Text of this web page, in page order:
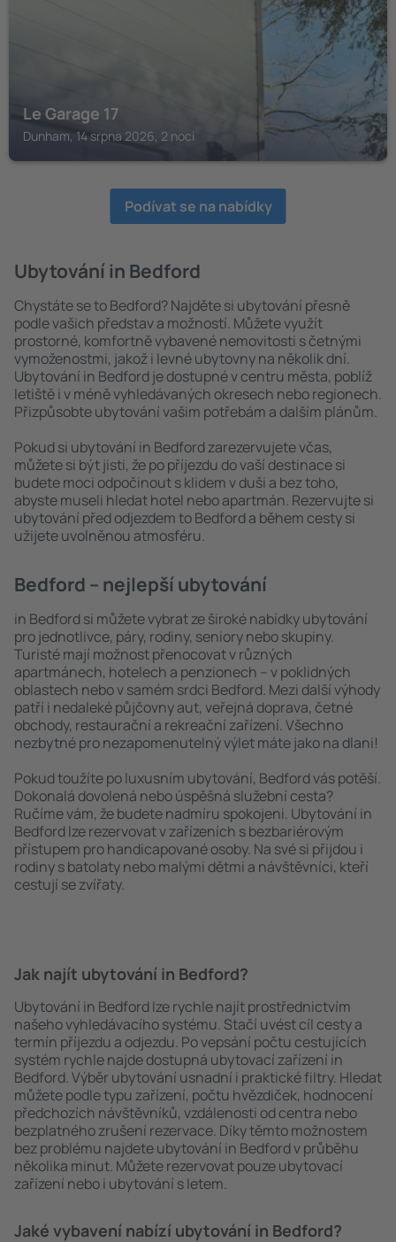
Le Garage 17
Dunham, 14 srpna 2026, 2 noci
Podívat se na nabídky
Ubytování in Bedford
Chystáte se to Bedford? Najděte si ubytování přesně
podle vašich představ a možností. Můžete využít
prostorné, komfortně vybavené nemovitosti s četnými
vymoženostmi, jakož i levné ubytovny na několik dní.
Ubytování in Bedford je dostupné v centru města, poblíž
letiště i v méně vyhledávaných okresech nebo regionech.
Přizpůsobte ubytování vašim potřebám a dalším plánům.
Pokud si ubytování in Bedford zarezervujete včas,
můžete si být jisti, že po příjezdu do vaší destinace si
budete moci odpočinout s klidem v duši a bez toho,
abyste museli hledat hotel nebo apartmán. Rezervujte si
ubytování před odjezdem to Bedford a během cesty si
užijete uvolněnou atmosféru.
Bedford – nejlepší ubytování
in Bedford si můžete vybrat ze široké nabídky ubytování
pro jednotlivce, páry, rodiny, seniory nebo skupiny.
Turisté mají možnost přenocovat v různých
apartmánech, hotelech a penzionech – v poklidných
oblastech nebo v samém srdci Bedford. Mezi další výhody
patří i nedaleké půjčovny aut, veřejná doprava, četné
obchody, restaurační a rekreační zařízení. Všechno
nezbytné pro nezapomenutelný výlet máte jako na dlani!
Pokud toužíte po luxusním ubytování, Bedford vás potěší.
Dokonalá dovolená nebo úspěšná služební cesta?
Ručíme vám, že budete nadmíru spokojeni. Ubytování in
Bedford lze rezervovat v zařízeních s bezbariérovým
přístupem pro handicapované osoby. Na své si přijdou i
rodiny s batolaty nebo malými dětmi a návštěvníci, kteří
cestují se zvířaty.
Jak najít ubytování in Bedford?
Ubytování in Bedford lze rychle najít prostřednictvím
našeho vyhledávacího systému. Stačí uvést cíl cesty a
termín příjezdu a odjezdu. Po vepsání počtu cestujících
systém rychle najde dostupná ubytovací zařízení in
Bedford. Výběr ubytování usnadní i praktické filtry. Hledat
můžete podle typu zařízení, počtu hvězdiček, hodnocení
předchozích návštěvníků, vzdálenosti od centra nebo
bezplatného zrušení rezervace. Díky těmto možnostem
bez problému najdete ubytování in Bedford v průběhu
několika minut. Můžete rezervovat pouze ubytovací
zařízení nebo i ubytování s letem.
Jaké vybavení nabízí ubytování in Bedford?